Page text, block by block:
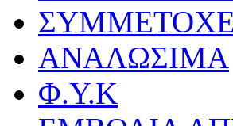
ΑΝΑΛΩΣΙΜΑ
Φ.Υ.Κ